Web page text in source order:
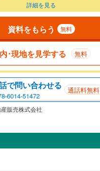
詳細を見る
資料をもらう 無料
･現地を見学する 無料
で問い合わせる
6014-51472
通話料無料
販売株式会社